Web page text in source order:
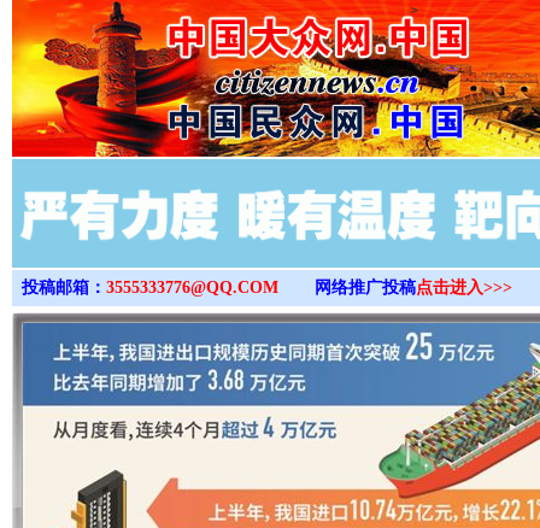
>
投稿邮箱： 3555333776@QQ.COM 网络推广投稿点击进入>>>